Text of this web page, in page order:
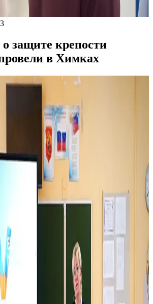
защите крепости
в Химках